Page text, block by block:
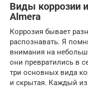
Виды коррозии
Almera
Коррозия бывает
распознавать. Я
внимания на
они превратились в
три основных вида
и скрытая. Каждый из